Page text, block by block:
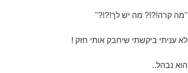
"מה קרה!?!? מה יש לך!?!?"
לא עניתי ביקשתי שיחבק אותי חזק !
הוא נבהל..